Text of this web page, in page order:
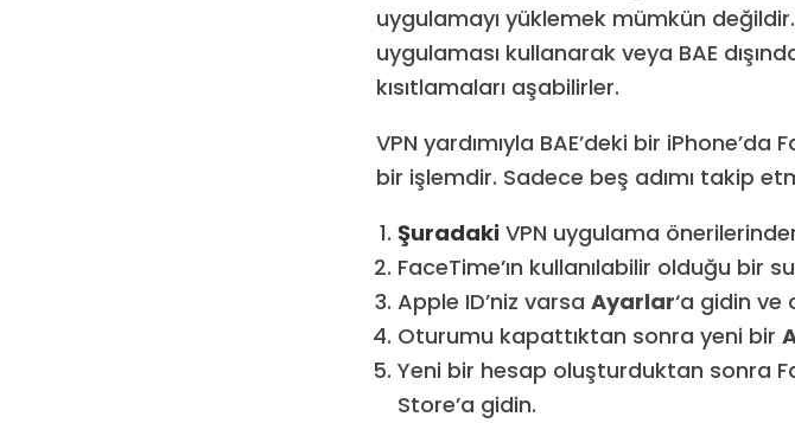
uygulamayı yüklemek mümkün
uygulaması kullanarak veya BAE
kısıtlamaları aşabilirler.
VPN yardımıyla BAE’deki bir
bir işlemdir. Sadece beş adımı takip
ŞuradakiVPN uygulama
FaceTime’ın kullanılabilir olduğu bir
Apple ID’niz varsa Ayarlar‘a gidin ve
Oturumu kapattıktan sonra yeni bir
Yeni bir hesap oluşturduktan sonra
Store’a gidin.